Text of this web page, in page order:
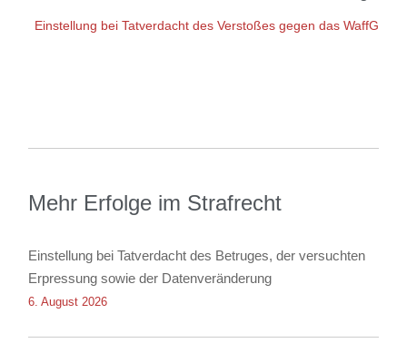
Einstellung bei Tatverdacht des Verstoßes gegen das WaffG
Mehr Erfolge im Strafrecht
Einstellung bei Tatverdacht des Betruges, der versuchten
Erpressung sowie der Datenveränderung
6. August 2026